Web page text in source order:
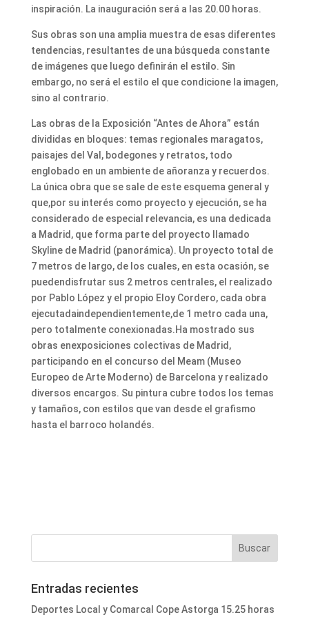
inspiración. La inauguración será a las 20.00 horas.
Sus obras son una amplia muestra de esas diferentes
tendencias, resultantes de una búsqueda constante
de imágenes que luego definirán el estilo. Sin
embargo, no será el estilo el que condicione la imagen,
sino al contrario.
Las obras de la Exposición “Antes de Ahora” están
divididas en bloques: temas regionales maragatos,
paisajes del Val, bodegones y retratos, todo
englobado en un ambiente de añoranza y recuerdos.
La única obra que se sale de este esquema general y
que,por su interés como proyecto y ejecución, se ha
considerado de especial relevancia, es una dedicada
a Madrid, que forma parte del proyecto llamado
Skyline de Madrid (panorámica). Un proyecto total de
7 metros de largo, de los cuales, en esta ocasión, se
puedendisfrutar sus 2 metros centrales, el realizado
por Pablo López y el propio Eloy Cordero, cada obra
ejecutadaindependientemente,de 1 metro cada una,
pero totalmente conexionadas.Ha mostrado sus
obras enexposiciones colectivas de Madrid,
participando en el concurso del Meam (Museo
Europeo de Arte Moderno) de Barcelona y realizado
diversos encargos. Su pintura cubre todos los temas
y tamaños, con estilos que van desde el grafismo
hasta el barroco holandés.
Entradas recientes
Deportes Local y Comarcal Cope Astorga 15.25 horas